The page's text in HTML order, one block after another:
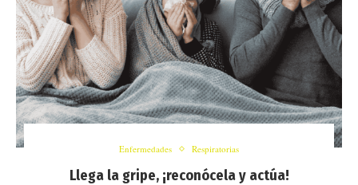
Enfermedades Respiratorias
Llega la gripe, ¡reconócela y actúa!